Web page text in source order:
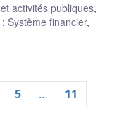
activités publiques,
: Système financier,
5 …
11